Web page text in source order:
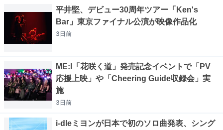
平井堅、デビュー30周年ツアー「Ken's
Bar」東京ファイナル公演が映像作品化
3日前
ME:I「花咲く道」発売記念イベントで「PV
応援上映」や「Cheering Guide収録会」実
施
3日前
i-dleミヨンが日本で初のソロ曲発表、シング